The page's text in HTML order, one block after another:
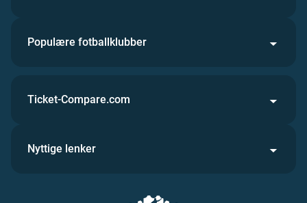
Populære fotballklubber
Ticket-Compare.com
Nyttige lenker